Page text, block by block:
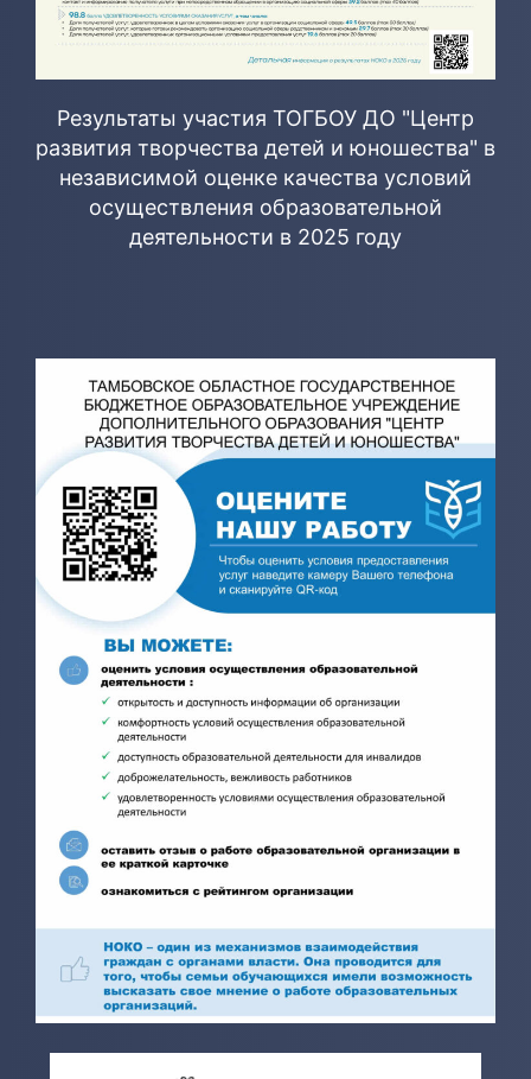
Результаты участия ТОГБОУ ДО "Центр
развития творчества детей и юношества" в
независимой оценке качества условий
осуществления образовательной
деятельности в 2025 году